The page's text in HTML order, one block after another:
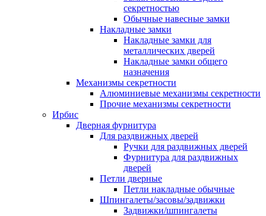
секретностью
Обычные навесные замки
Накладные замки
Накладные замки для
металлических дверей
Накладные замки общего
назначения
Механизмы секретности
Алюминиевые механизмы секретности
Прочие механизмы секретности
Ирбис
Дверная фурнитура
Для раздвижных дверей
Ручки для раздвижных дверей
Фурнитура для раздвижных
дверей
Петли дверные
Петли накладные обычные
Шпингалеты/засовы/задвижки
Задвижки/шпингалеты